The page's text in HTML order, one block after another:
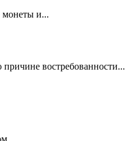
монеты и...
причине востребованности...